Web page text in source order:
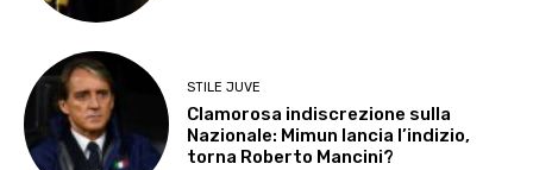
STILE JUVE
Clamorosa indiscrezione sulla
Nazionale: Mimun lancia l’indizio,
torna Roberto Mancini?